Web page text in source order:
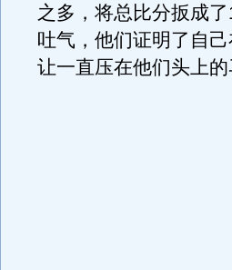
之多，将总比分扳成
吐气，他们证明了自
让一直压在他们头上